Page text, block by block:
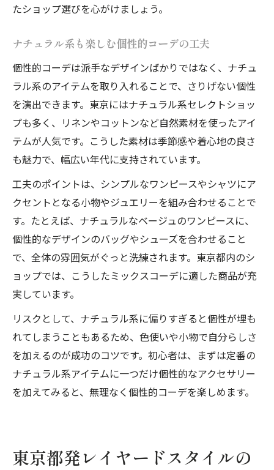
たショップ選びを心がけましょう。
ナチュラル系も楽しむ個性的コーデの工夫
個性的コーデは派手なデザインばかりではなく、ナチュ
ラル系のアイテムを取り入れることで、さりげない個性
を演出できます。東京にはナチュラル系セレクトショッ
プも多く、リネンやコットンなど自然素材を使ったアイ
テムが人気です。こうした素材は季節感や着心地の良さ
も魅力で、幅広い年代に支持されています。
工夫のポイントは、シンプルなワンピースやシャツにア
クセントとなる小物やジュエリーを組み合わせることで
す。たとえば、ナチュラルなベージュのワンピースに、
個性的なデザインのバッグやシューズを合わせること
で、全体の雰囲気がぐっと洗練されます。東京都内のシ
ョップでは、こうしたミックスコーデに適した商品が充
実しています。
リスクとして、ナチュラル系に偏りすぎると個性が埋も
れてしまうこともあるため、色使いや小物で自分らしさ
を加えるのが成功のコツです。初心者は、まずは定番の
ナチュラル系アイテムに一つだけ個性的なアクセサリー
を加えてみると、無理なく個性的コーデを楽しめます。
東京都発レイヤードスタイルの